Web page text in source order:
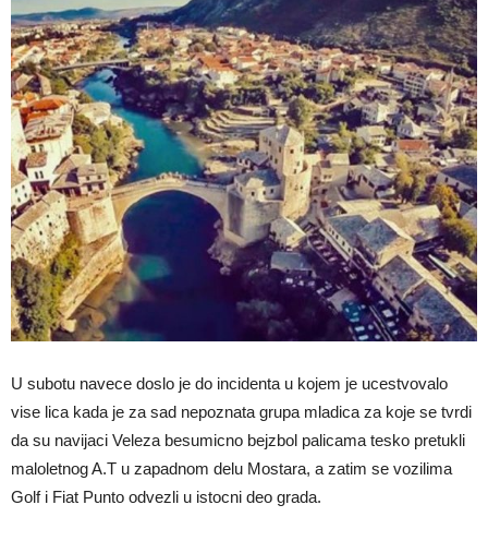
U subotu navece doslo je do incidenta u kojem je ucestvovalo
vise lica kada je za sad nepoznata grupa mladica za koje se tvrdi
da su navijaci Veleza besumicno bejzbol palicama tesko pretukli
maloletnog A.T u zapadnom delu Mostara, a zatim se vozilima
Golf i Fiat Punto odvezli u istocni deo grada.